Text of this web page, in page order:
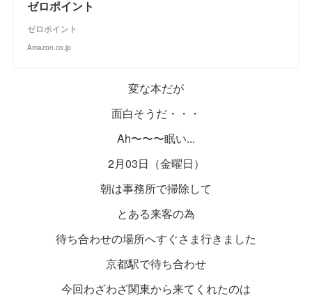
ゼロポイント
ゼロポイント
Amazon.co.jp
変な本だが
面白そうだ・・・
Ah〜〜〜眠い...
2月03日（金曜日）
朝は事務所で掃除して
とある来客の為
待ち合わせの場所へすぐさま行きました
京都駅で待ち合わせ
今回わざわざ関東から来てくれたのは